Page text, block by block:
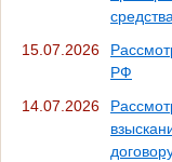
15.07.2026
РФ
14.07.2026